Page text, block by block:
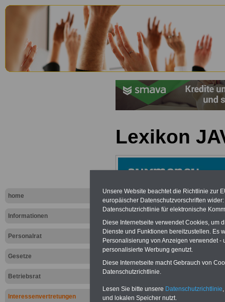
home
Informationen
Personalrat
Gesetze
Betriebsrat
Interessenvertretungen
Lexikon
Unsere Website beachtet die Richtlinie zur
europäischer Datenschutzvorschriften
Datenschutzrichtlinie für elektronische
Diese Internetseite verwendet Cookies, um
Dienste und Funktionen bereitzustellen. Es
Personalisierung von Anzeigen verwendet
personalisierte Werbung genutzt.
Diese Internetseite macht Gebrauch von
Datenschutzrichtlinie.
Lesen Sie bitte unsere Datenschutzrichtlinie
und lokalen Speicher nutzt.